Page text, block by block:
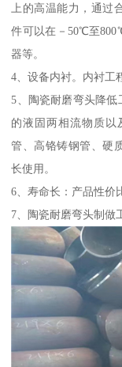
上的高温能力，通过
件可以在－50℃至
器等。
4、设备内衬。内衬工
5、陶瓷耐磨弯头降
的液固两相流物质以
管、高铬铸钢管、硬
长使用。
6、寿命长：产品性价
7、陶瓷耐磨弯头制做